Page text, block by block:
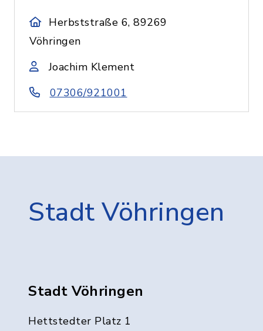
Herbststraße 6, 89269
Vöhringen
Joachim Klement
07306/921001
Stadt Vöhringen
Stadt Vöhringen
Hettstedter Platz 1